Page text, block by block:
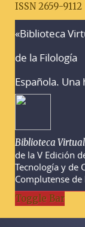
ISSN 2659-9112 |
«Biblioteca
de la Filología
Española.
Biblioteca
de la V Edición
Tecnología y de
Complutense
Toggle Bar